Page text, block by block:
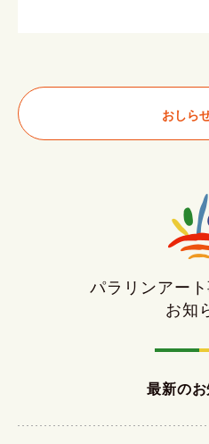
おしら
パラリンアー
お知
最新の